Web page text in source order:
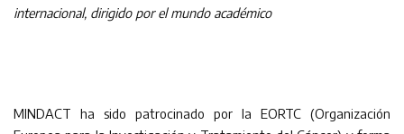
internacional, dirigido por el mundo académico
MINDACT ha sido patrocinado por la EORTC (Organización